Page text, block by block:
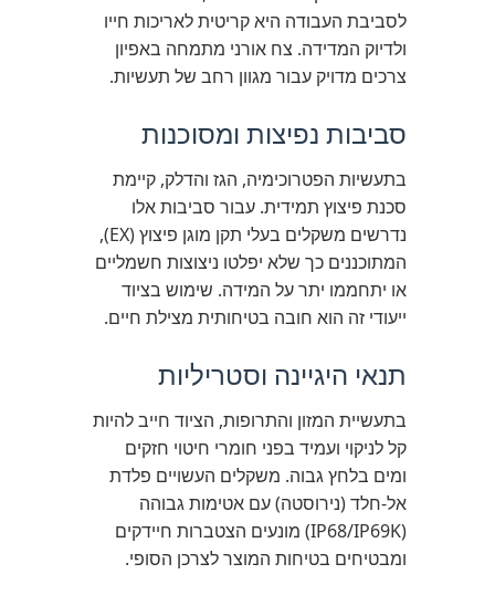
לסביבת העבודה היא קריטית לאריכות חייו
ולדיוק המדידה. צח אורני מתמחה באפיון
צרכים מדויק עבור מגוון רחב של תעשיות.
סביבות נפיצות ומסוכנות
בתעשיות הפטרוכימיה, הגז והדלק, קיימת
סכנת פיצוץ תמידית. עבור סביבות אלו
נדרשים משקלים בעלי תקן מוגן פיצוץ (EX),
המתוכננים כך שלא יפלטו ניצוצות חשמליים
או יתחממו יתר על המידה. שימוש בציוד
ייעודי זה הוא חובה בטיחותית מצילת חיים.
תנאי היגיינה וסטריליות
בתעשיית המזון והתרופות, הציוד חייב להיות
קל לניקוי ועמיד בפני חומרי חיטוי חזקים
ומים בלחץ גבוה. משקלים העשויים פלדת
אל-חלד (נירוסטה) עם אטימות גבוהה
(IP68/IP69K) מונעים הצטברות חיידקים
ומבטיחים בטיחות המוצר לצרכן הסופי.